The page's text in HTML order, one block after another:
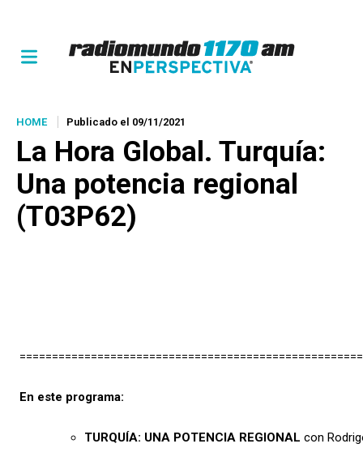
HOME Publicado el 09/11/2021
La Hora Global. Turquía:
Una potencia regional
(T03P62)
En este programa:
TURQUÍA: UNA POTENCIA REGIONAL con